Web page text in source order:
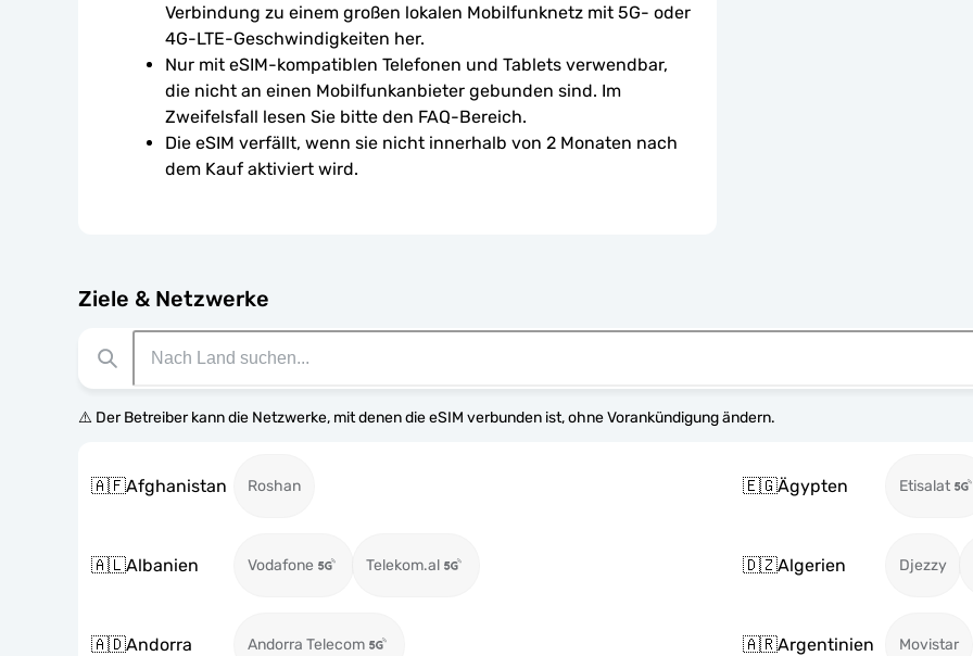
Verbindung zu einem großen lokalen Mobilfunknetz mit 5G- oder
4G-LTE-Geschwindigkeiten her.
Nur mit eSIM-kompatiblen Telefonen und Tablets verwendbar,
die nicht an einen Mobilfunkanbieter gebunden sind. Im
Zweifelsfall lesen Sie bitte den FAQ-Bereich.
Die eSIM verfällt, wenn sie nicht innerhalb von 2 Monaten nach
dem Kauf aktiviert wird.
Ziele & Netzwerke
⚠️ Der Betreiber kann die Netzwerke, mit denen die eSIM verbunden ist, ohne Vorankündigung ändern.
🇦🇫Afghanistan Roshan 🇪🇬Ägypten Etisalat
🇦🇱Albanien Vodafone Telekom.al 🇩🇿Algerien Djezzy
🇦🇩Andorra Andorra Telecom 🇦🇷Argentinien Movistar